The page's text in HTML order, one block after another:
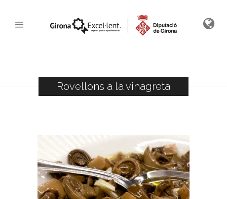
Rovellons a la vinagreta